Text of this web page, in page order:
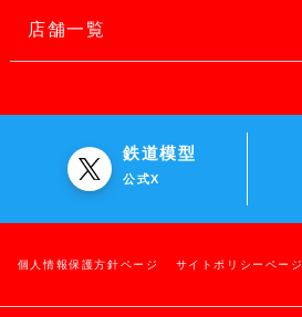
店舗一覧
鉄道模型
公式X
個人情報保護方針ページ サイトポリシーページ